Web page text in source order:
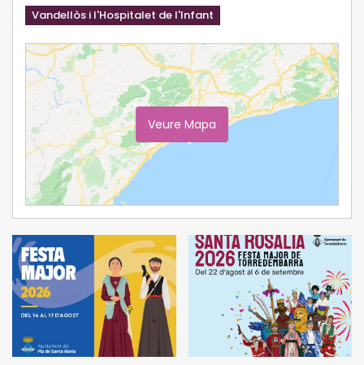
Vandellòs i l'Hospitalet de l'Infant
Veure Mapa